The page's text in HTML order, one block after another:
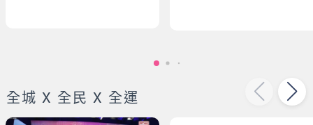
全城 X 全民 X 全運